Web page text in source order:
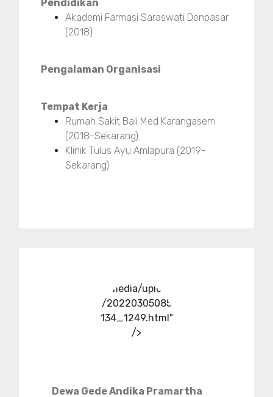
Pendidikan
Akademi Farmasi Saraswati Denpasar
(2018)
Pengalaman Organisasi
Tempat Kerja
Rumah Sakit Bali Med Karangasem
(2018-Sekarang)
Klinik Tulus Ayu Amlapura (2019-
Sekarang)
../media/upload
/20220305085
134_1249.html"
/>
Dewa Gede Andika Pramartha